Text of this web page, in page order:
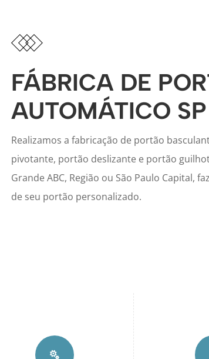
FÁBRICA DE
AUTOMÁTICO SP
Realizamos a fabricação de portão
pivotante, portão deslizante e portão
Grande ABC, Região ou São Paulo Capital,
de seu portão personalizado.
